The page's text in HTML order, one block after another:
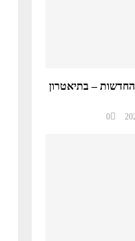
– בתיאטרון
0